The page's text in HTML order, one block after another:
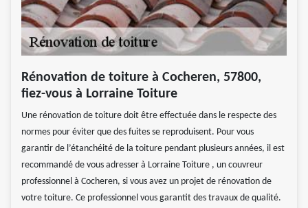
Rénovation de toiture à Cocheren, 57800,
fiez-vous à Lorraine Toiture
Une rénovation de toiture doit être effectuée dans le respecte des
normes pour éviter que des fuites se reproduisent. Pour vous
garantir de l’étanchéité de la toiture pendant plusieurs années, il est
recommandé de vous adresser à Lorraine Toiture , un couvreur
professionnel à Cocheren, si vous avez un projet de rénovation de
votre toiture. Ce professionnel vous garantit des travaux de qualité.